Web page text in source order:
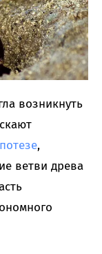
возникнуть
,
ветви древа